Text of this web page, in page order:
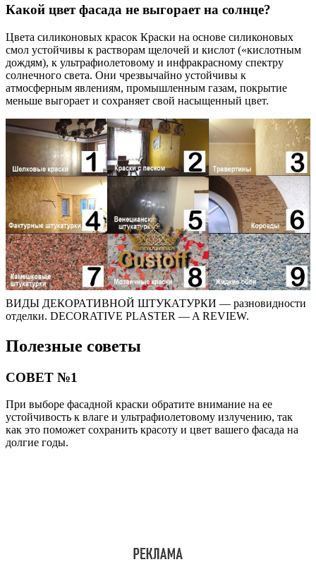
Какой цвет фасада не выгорает на солнце?
Цвета силиконовых красок Краски на основе силиконовых
смол устойчивы к растворам щелочей и кислот («кислотным
дождям), к ультрафиолетовому и инфракрасному спектру
солнечного света. Они чрезвычайно устойчивы к
атмосферным явлениям, промышленным газам, покрытие
меньше выгорает и сохраняет свой насыщенный цвет.
ВИДЫ ДЕКОРАТИВНОЙ ШТУКАТУРКИ — разновидности
отделки. DECORATIVE PLASTER — A REVIEW.
Полезные советы
СОВЕТ №1
При выборе фасадной краски обратите внимание на ее
устойчивость к влаге и ультрафиолетовому излучению, так
как это поможет сохранить красоту и цвет вашего фасада на
долгие годы.